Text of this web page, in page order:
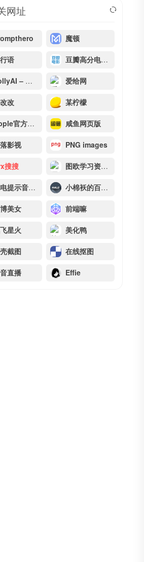
网址
魔顿
语 豆瓣高分电影排行
PollyAI – 智能语音合成与对话 爱给网
改 某柠檬
Apple官方壁纸 咸鱼网页版
影视 PNG images
搜搜 图欧学习资源库
充电提示音丨提示音大全 小棉袄的百味人生
美女 前端嘛
星火 美化鸭
截图 在线抠图
直播 Effie